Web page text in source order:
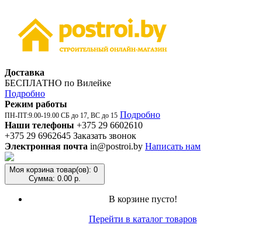
Доставка
БЕСПЛАТНО по Вилейке
Подробно
Режим работы
ПН-ПТ:9.00-19.00 СБ до 17, ВС до 15 Подробно
Наши телефоны +375 29 6602610
+375 29 6962645 Заказать звонок
Электронная почта in@postroi.by Написать нам
Моя корзина товар(ов): 0
Сумма: 0.00 р.
В корзине пусто!
Перейти в каталог товаров